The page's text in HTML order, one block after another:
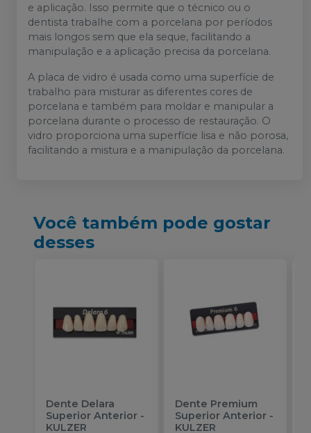
e aplicação. Isso permite que o técnico ou o
dentista trabalhe com a porcelana por períodos
mais longos sem que ela seque, facilitando a
manipulação e a aplicação precisa da porcelana.
A placa de vidro é usada como uma superfície de
trabalho para misturar as diferentes cores de
porcelana e também para moldar e manipular a
porcelana durante o processo de restauração. O
vidro proporciona uma superfície lisa e não porosa,
facilitando a mistura e a manipulação da porcelana.
Você também pode gostar
desses
Dente Delara
Superior Anterior -
KULZER
Dente Premium
Superior Anterior-
KULZER